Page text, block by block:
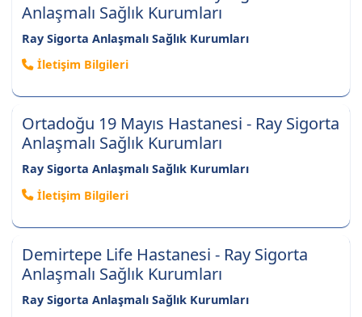
Anlaşmalı Sağlık Kurumları
Ray Sigorta Anlaşmalı Sağlık Kurumları
İletişim Bilgileri
Ortadoğu 19 Mayıs Hastanesi - Ray Sigorta
Anlaşmalı Sağlık Kurumları
Ray Sigorta Anlaşmalı Sağlık Kurumları
İletişim Bilgileri
Demirtepe Life Hastanesi - Ray Sigorta
Anlaşmalı Sağlık Kurumları
Ray Sigorta Anlaşmalı Sağlık Kurumları